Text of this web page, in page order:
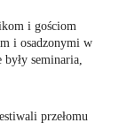
i gościom
i osadzonymi w
seminaria,
przełomu